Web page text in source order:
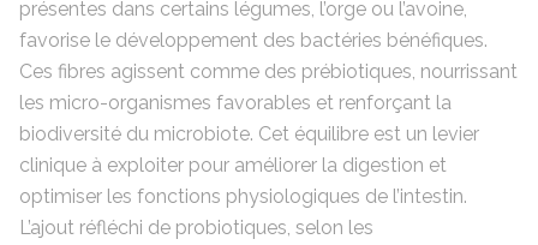
présentes dans certains légumes, l’orge ou l’avoine,
favorise le développement des bactéries bénéfiques.
Ces fibres agissent comme des prébiotiques, nourrissant
les micro-organismes favorables et renforçant la
biodiversité du microbiote. Cet équilibre est un levier
clinique à exploiter pour améliorer la digestion et
optimiser les fonctions physiologiques de l’intestin.
L’ajout réfléchi de probiotiques, selon les